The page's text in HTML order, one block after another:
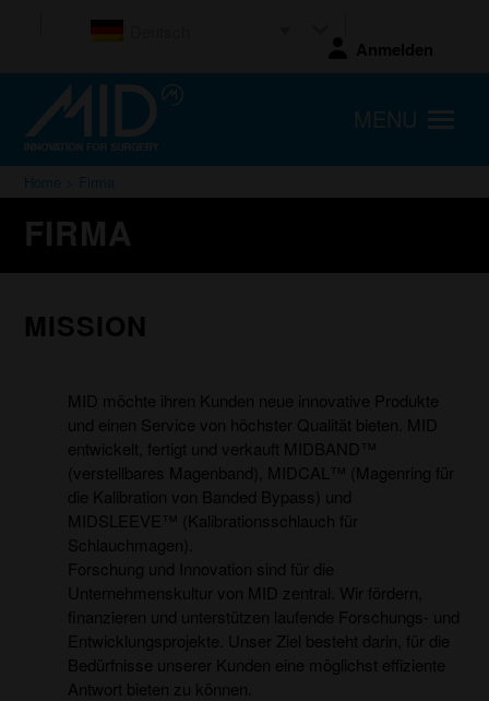
Anmelden
MENU
Home > Firma
FIRMA
MISSION
MID möchte ihren Kunden neue innovative Produkte
und einen Service von höchster Qualität bieten. MID
entwickelt, fertigt und verkauft MIDBAND™
(verstellbares Magenband), MIDCAL™ (Magenring für
die Kalibration von Banded Bypass) und
MIDSLEEVE™ (Kalibrationsschlauch für
Schlauchmagen).
Forschung und Innovation sind für die
Unternehmenskultur von MID zentral. Wir fördern,
finanzieren und unterstützen laufende Forschungs- und
Entwicklungsprojekte. Unser Ziel besteht darin, für die
Bedürfnisse unserer Kunden eine möglichst effiziente
Antwort bieten zu können.